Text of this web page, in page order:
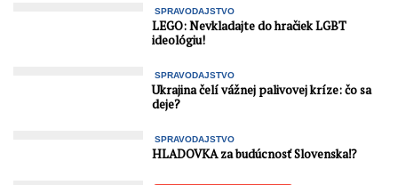
SPRAVODAJSTVO
LEGO: Nevkladajte do hračiek LGBT
ideológiu!
SPRAVODAJSTVO
Ukrajina čelí vážnej palivovej kríze: čo sa
deje?
SPRAVODAJSTVO
HLADOVKA za budúcnosť Slovenska⁉️